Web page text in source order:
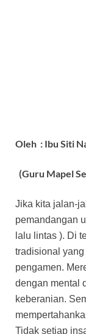
Oleh : Ibu Siti
(Guru Mapel
Jika kita jalan-
pemandangan
lalu lintas ). Di
tradisional
pengamen.
dengan mental
keberanian.
Tidak setiap